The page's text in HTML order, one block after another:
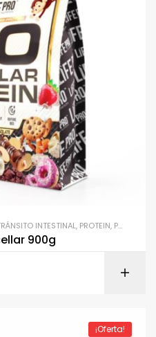
INTESTINAL, PROTEIN, PROTEÍNAS
900g
¡Oferta!